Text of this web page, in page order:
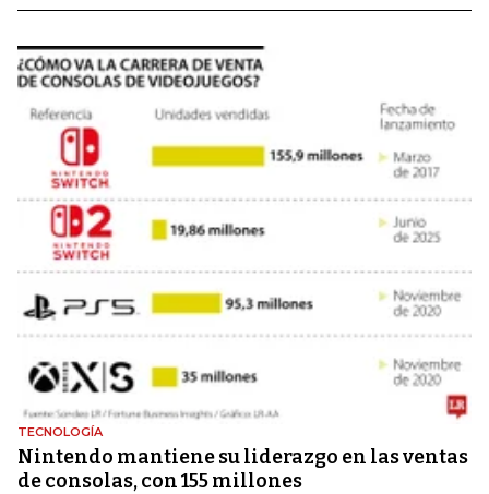
TECNOLOGÍA
Nintendo mantiene su liderazgo en las ventas
de consolas, con 155 millones